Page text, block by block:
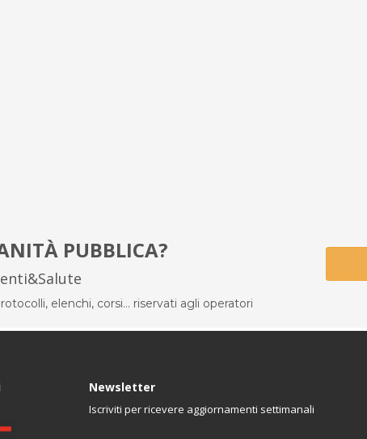
PUBBLICA?
elenchi, corsi... riservati agli operatori
Newsletter
Iscriviti per ricevere aggiornamenti settimanali